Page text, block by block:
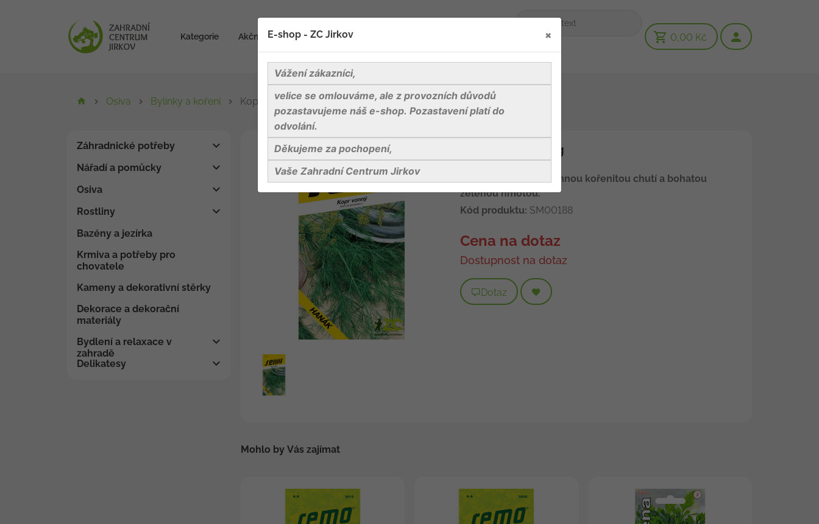
Kategorie Akční zboží Blog Kontakty 0,00 Kč
Osiva Bylinky a koření Kopr - Hanák® 4g
Záhradnické potřeby
Nářadí a pomůcky
Osiva
Rostliny
Bazény a jezírka
Krmiva a potřeby pro
chovatele
Kameny a dekorativní stěrky
Dekorace a dekorační
materiály
Bydlení a relaxace v
zahradě
Delikatesy
Kopr - Hanák® 4g
Výnosná odrůda s jemnou kořenitou chutí a bohatou
zelenou hmotou.
Kód produktu: SM00188
Cena na dotaz
Dostupnost na dotaz
Dotaz
Mohlo by Vás zajímat
E-shop - ZC Jirkov ×
Vážení zákazníci,
velice se omlouváme, ale z provozních důvodů
pozastavujeme náš e-shop. Pozastavení platí do
odvolání.
Děkujeme za pochopení,
Vaše Zahradní Centrum Jirkov